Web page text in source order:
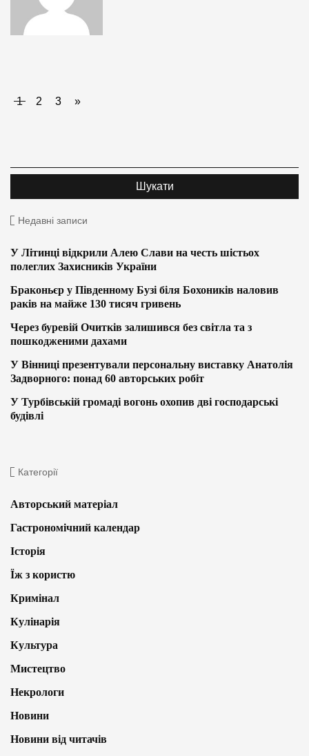
1 2 3 »
Недавні записи
У Літинці відкрили Алею Слави на честь шістьох
полеглих Захисників України
Браконьєр у Південному Бузі біля Бохоників наловив
раків на майже 130 тисяч гривень
Через буревій Очитків залишився без світла та з
пошкодженими дахами
У Вінниці презентували персональну виставку Анатолія
Задворного: понад 60 авторських робіт
У Турбівській громаді вогонь охопив дві господарські
будівлі
Категорії
Авторський матеріал
Гастрономічний календар
Історія
Їж з користю
Кримінал
Кулінарія
Культура
Мистецтво
Некрологи
Новини
Новини від читачів